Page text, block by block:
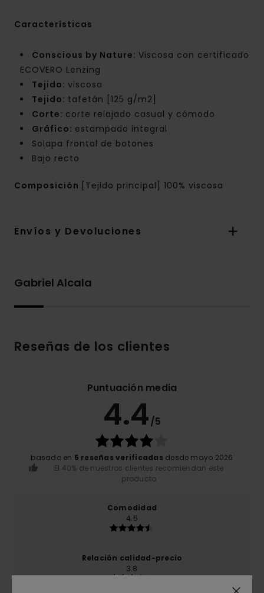
Características
Conscious by Nature: Viscosa con certificado
ECOVERO Lenzing
Tejido: viscosa
Tejido: tafetán [125 g/m2]
Corte: corte relajado casual y cómodo
Gráfico: estampado integral
Solapa frontal de botones
Bajo recto
Composición [Tejido principal] 100% viscosa
Envíos y Devoluciones
Gabriel Alcala
Reseñas de los clientes
Puntuación media
4.4/5
basado en 5 reseñas verificadas desde mayo 2026
El 40% de nuestros clientes recomiendan este
producto
Comodidad
4.5
Relación calidad-precio
3.8